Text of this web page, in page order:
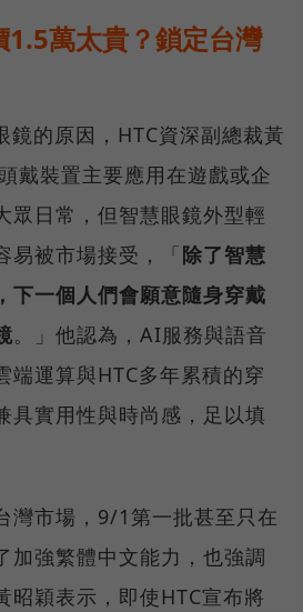
萬太貴？鎖定台灣
鏡的原因，HTC資深副總裁黃
戴裝置主要應用在遊戲或企
眾日常，但智慧眼鏡外型輕
易被市場接受，「除了智慧
下一個人們會願意隨身穿戴
。」他認為，AI服務與語音
端運算與HTC多年累積的穿
具實用性與時尚感，足以填
灣市場，9/1第一批甚至只在
加強繁體中文能力，也強調
昭穎表示，即使HTC宣布將